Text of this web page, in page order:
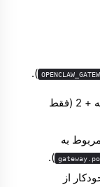
).
پورت سرویس کنترل مرورگر = پورت پایه + 2 (فقط
میزبان Canvas روی خود سرور HTTP مربوط به
).